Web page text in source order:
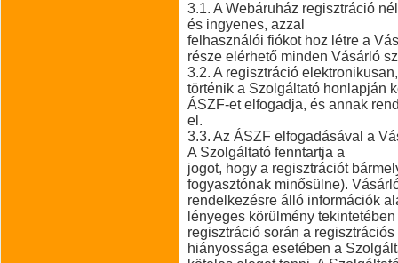
3.1. A Webáruház regisztráció
és ingyenes, azzal
felhasználói fiókot hoz létre a
része elérhető minden Vásárló
3.2. A regisztráció
történik a Szolgáltató honlapján
ÁSZF-et elfogadja, és annak
el.
3.3. Az ÁSZF elfogadásával a
A Szolgáltató fenntartja a
jogot, hogy a regisztrációt
fogyasztónak minősülne).
rendelkezésre álló információk
lényeges körülmény
regisztráció során a
hiányossága esetében a